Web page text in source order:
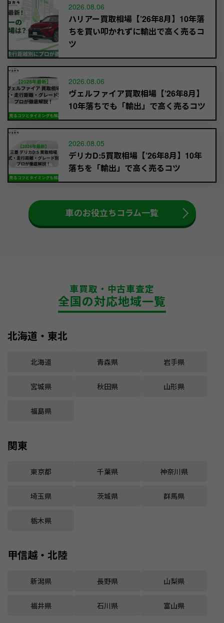
2026.08.06
ハリアー買取相場【’26年8月】10年落
ちを買い叩かれずに輸出で高く売るコ
ツ
2026.08.06
ヴェルファイア買取相場【’26年8月】
10年落ちでも「輸出」で高く売るコツ
2026.08.05
デリカD:5買取相場【’26年8月】10年
落ちを「輸出」で高く売るコツ
車のお役立ちコラム一覧
車買取・中古車査定
全国の対応地域一覧
北海道・東北
北海道 青森県 岩手県
宮城県 秋田県 山形県
福島県
関東
東京都 千葉県 神奈川県
埼玉県 茨城県 群馬県
栃木県
甲信越・北陸
新潟県 長野県 山梨県
福井県 石川県 富山県